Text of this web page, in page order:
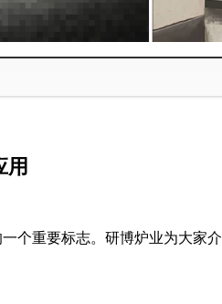
用
个重要标志。研博炉业为大家介